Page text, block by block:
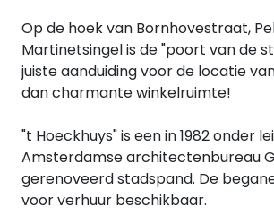
Op de hoek van Bornhovestraat,
Martinetsingel is de "poort van de
juiste aanduiding voor de locatie
dan charmante winkelruimte!
"t Hoeckhuys" is een in 1982 onder
Amsterdamse architectenbureau
gerenoveerd stadspand. De
voor verhuur beschikbaar.